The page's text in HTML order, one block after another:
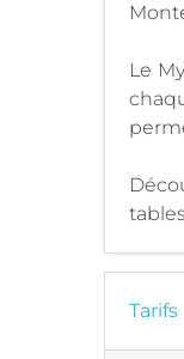
Le
Tarifs